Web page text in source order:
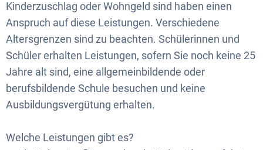
Teilhabepaket
Kinderzuschlag oder Wohngeld sind haben einen
Anspruch auf diese Leistungen. Verschiedene
Altersgrenzen sind zu beachten. Schülerinnen und
Schüler erhalten Leistungen, sofern Sie noch keine 25
Jahre alt sind, eine allgemeinbildende oder
berufsbildende Schule besuchen und keine
Ausbildungsvergütung erhalten.
Welche Leistungen gibt es?